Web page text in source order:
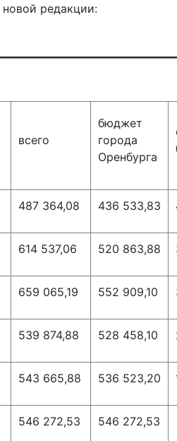
редакции:
всего
бюджет
города
Оренбурга
487 364,08 436 533,83
614 537,06 520 863,88
659 065,19 552 909,10
539 874,88 528 458,10
543 665,88 536 523,20
546 272,53 546 272,53